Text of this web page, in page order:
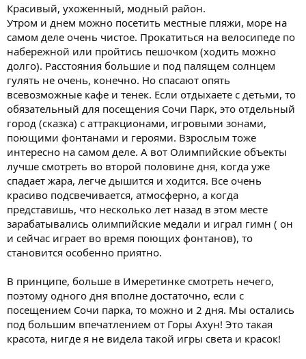
Красивый, ухоженный, модный район.
Утром и днем можно посетить местные пляжи, море на
самом деле очень чистое. Прокатиться на велосипеде по
набережной или пройтись пешочком (ходить можно
долго). Расстояния большие и под палящем солнцем
гулять не очень, конечно. Но спасают опять
всевозможные кафе и тенек. Если отдыхаете с детьми, то
обязательный для посещения Сочи Парк, это отдельный
город (сказка) с аттракционами, игровыми зонами,
поющими фонтанами и героями. Взрослым тоже
интересно на самом деле. А вот Олимпийские объекты
лучше смотреть во второй половине дня, когда уже
спадает жара, легче дышится и ходится. Все очень
красиво подсвечивается, атмосферно, а когда
представишь, что несколько лет назад в этом месте
зарабатывались олимпийские медали и играл гимн ( он
и сейчас играет во время поющих фонтанов), то
становится особенно приятно.
В принципе, больше в Имеретинке смотреть нечего,
поэтому одного дня вполне достаточно, если с
посещением Сочи парка, то можно и 2 дня. Мы остались
под большим впечатлением от Горы Ахун! Это такая
красота, нигде я не видела такой игры света и красок!